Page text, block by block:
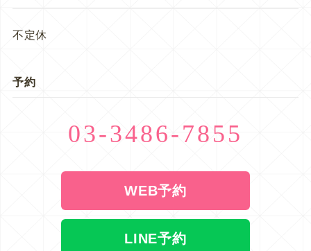
不定休
予約
03-3486-7855
WEB予約
LINE予約